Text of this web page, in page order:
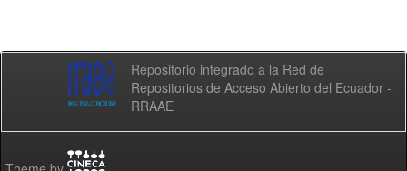
Repositorio integrado a la Red de
Repositorios de Acceso Abierto del Ecuador -
RRAAE